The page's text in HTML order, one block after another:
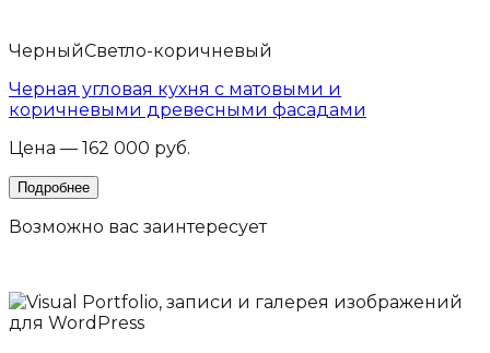
ЧерныйСветло-коричневый
Черная угловая кухня с матовыми и
коричневыми древесными фасадами
Цена — 162 000 руб.
Возможно вас заинтересует